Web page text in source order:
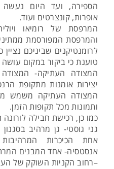
הספירה, ועד היום נעשה
אופרות, קונצרטים ועוד.
המרפסת של רומיאו
והמרפסת המפורסמת
לרומנטיקנים שביניכם
טוענת כי ביקור במקום עושה
המצודה העתיקה- המצודה
יצירות אומנות מתקופת
המצודה העתיקה משמש
ותמונות מכל תקופות הזמן.
כמו כן, רכישת חבילה
גני גוסטי- גן מרהיב
אחת הכיכרות
אנסטסיה- אחד המבנים
–רחוב הקניות השוקק של